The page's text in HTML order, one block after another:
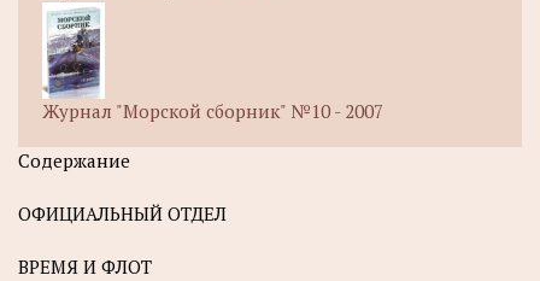
Журнал "Морской сборник" №10 - 2007
Содержание
ОФИЦИАЛЬНЫЙ ОТДЕЛ
ВРЕМЯ И ФЛОТ